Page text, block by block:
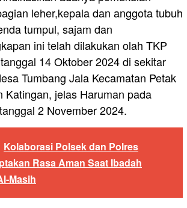
leher,kepala dan anggota tubuh
tumpul, sajam dan
ini telah dilakukan olah TKP
14 Oktober 2024 di sekitar
Tumbang Jala Kecamatan Petak
Katingan, jelas Haruman pada
2 November 2024.
Kolaborasi Polsek dan Polres
Rasa Aman Saat Ibadah
Masih